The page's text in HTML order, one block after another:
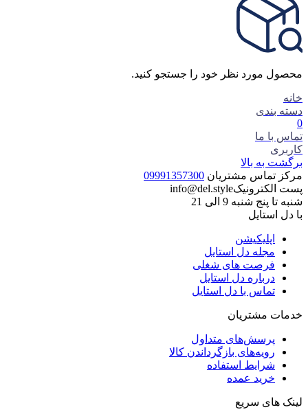
محصول مورد نظر خود را جستجو کنید.
خانه
دسته بندی
0
تماس با ما
کاربری
برگشت به بالا
مرکز تماس مشتریان 09991357300
پست الکترونیکinfo@del.style
شنبه تا پنج شنبه 9 الی 21
با دل استایل
اپلیکیشن
مجله دل استایل
فرصت های شغلی
درباره دل استایل
تماس با دل استایل
خدمات مشتریان
پرسش‌های متداول
رویه‌های بازگرداندن کالا
شرایط استفاده
خرید عمده
لینک های سریع